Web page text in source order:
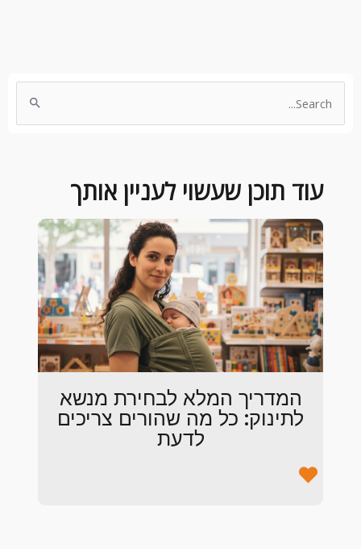
Search
for:
עוד תוכן שעשוי לעניין אותך
המדריך המלא לבחירת מנשא
לתינוק: כל מה שהורים צריכים
לדעת